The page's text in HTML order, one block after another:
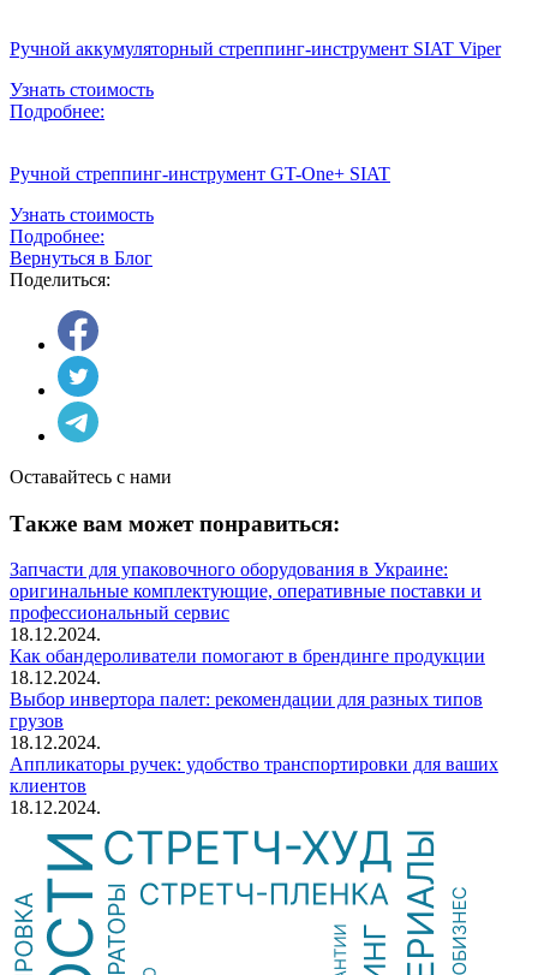
Ручной аккумуляторный стреппинг-инструмент SIAT Viper
Узнать стоимость
Подробнее:
Ручной стреппинг-инструмент GT-One+ SIAT
Узнать стоимость
Подробнее:
Вернуться в Блог
Поделиться:
Оставайтесь с нами
Также вам может понравиться:
Запчасти для упаковочного оборудования в Украине:
оригинальные комплектующие, оперативные поставки и
профессиональный сервис
18.12.2024.
Как обандероливатели помогают в брендинге продукции
18.12.2024.
Выбор инвертора палет: рекомендации для разных типов
грузов
18.12.2024.
Аппликаторы ручек: удобство транспортировки для ваших
клиентов
18.12.2024.